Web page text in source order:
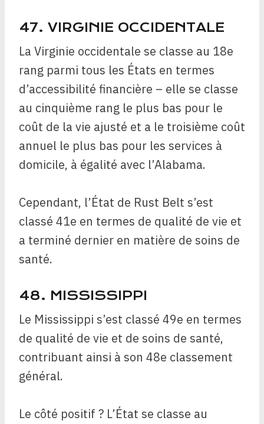
47. VIRGINIE OCCIDENTALE
La Virginie occidentale se classe au 18e
rang parmi tous les États en termes
d’accessibilité financière – elle se classe
au cinquième rang le plus bas pour le
coût de la vie ajusté et a le troisième coût
annuel le plus bas pour les services à
domicile, à égalité avec l’Alabama.
Cependant, l’État de Rust Belt s’est
classé 41e en termes de qualité de vie et
a terminé dernier en matière de soins de
santé.
48. MISSISSIPPI
Le Mississippi s’est classé 49e en termes
de qualité de vie et de soins de santé,
contribuant ainsi à son 48e classement
général.
Le côté positif ? L’État se classe au